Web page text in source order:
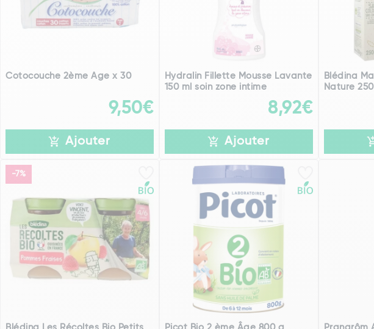
Cotocouche 2ème Age x 30
9,50€
Ajouter
Hydralin Fillette Mousse Lavante
150 ml soin zone intime
8,92€
Ajouter
Blédina
Nature
-7%